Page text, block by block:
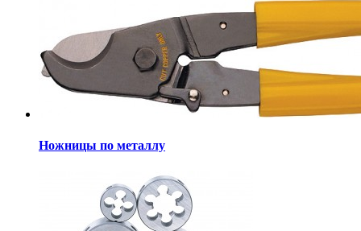
Ножницы по металлу